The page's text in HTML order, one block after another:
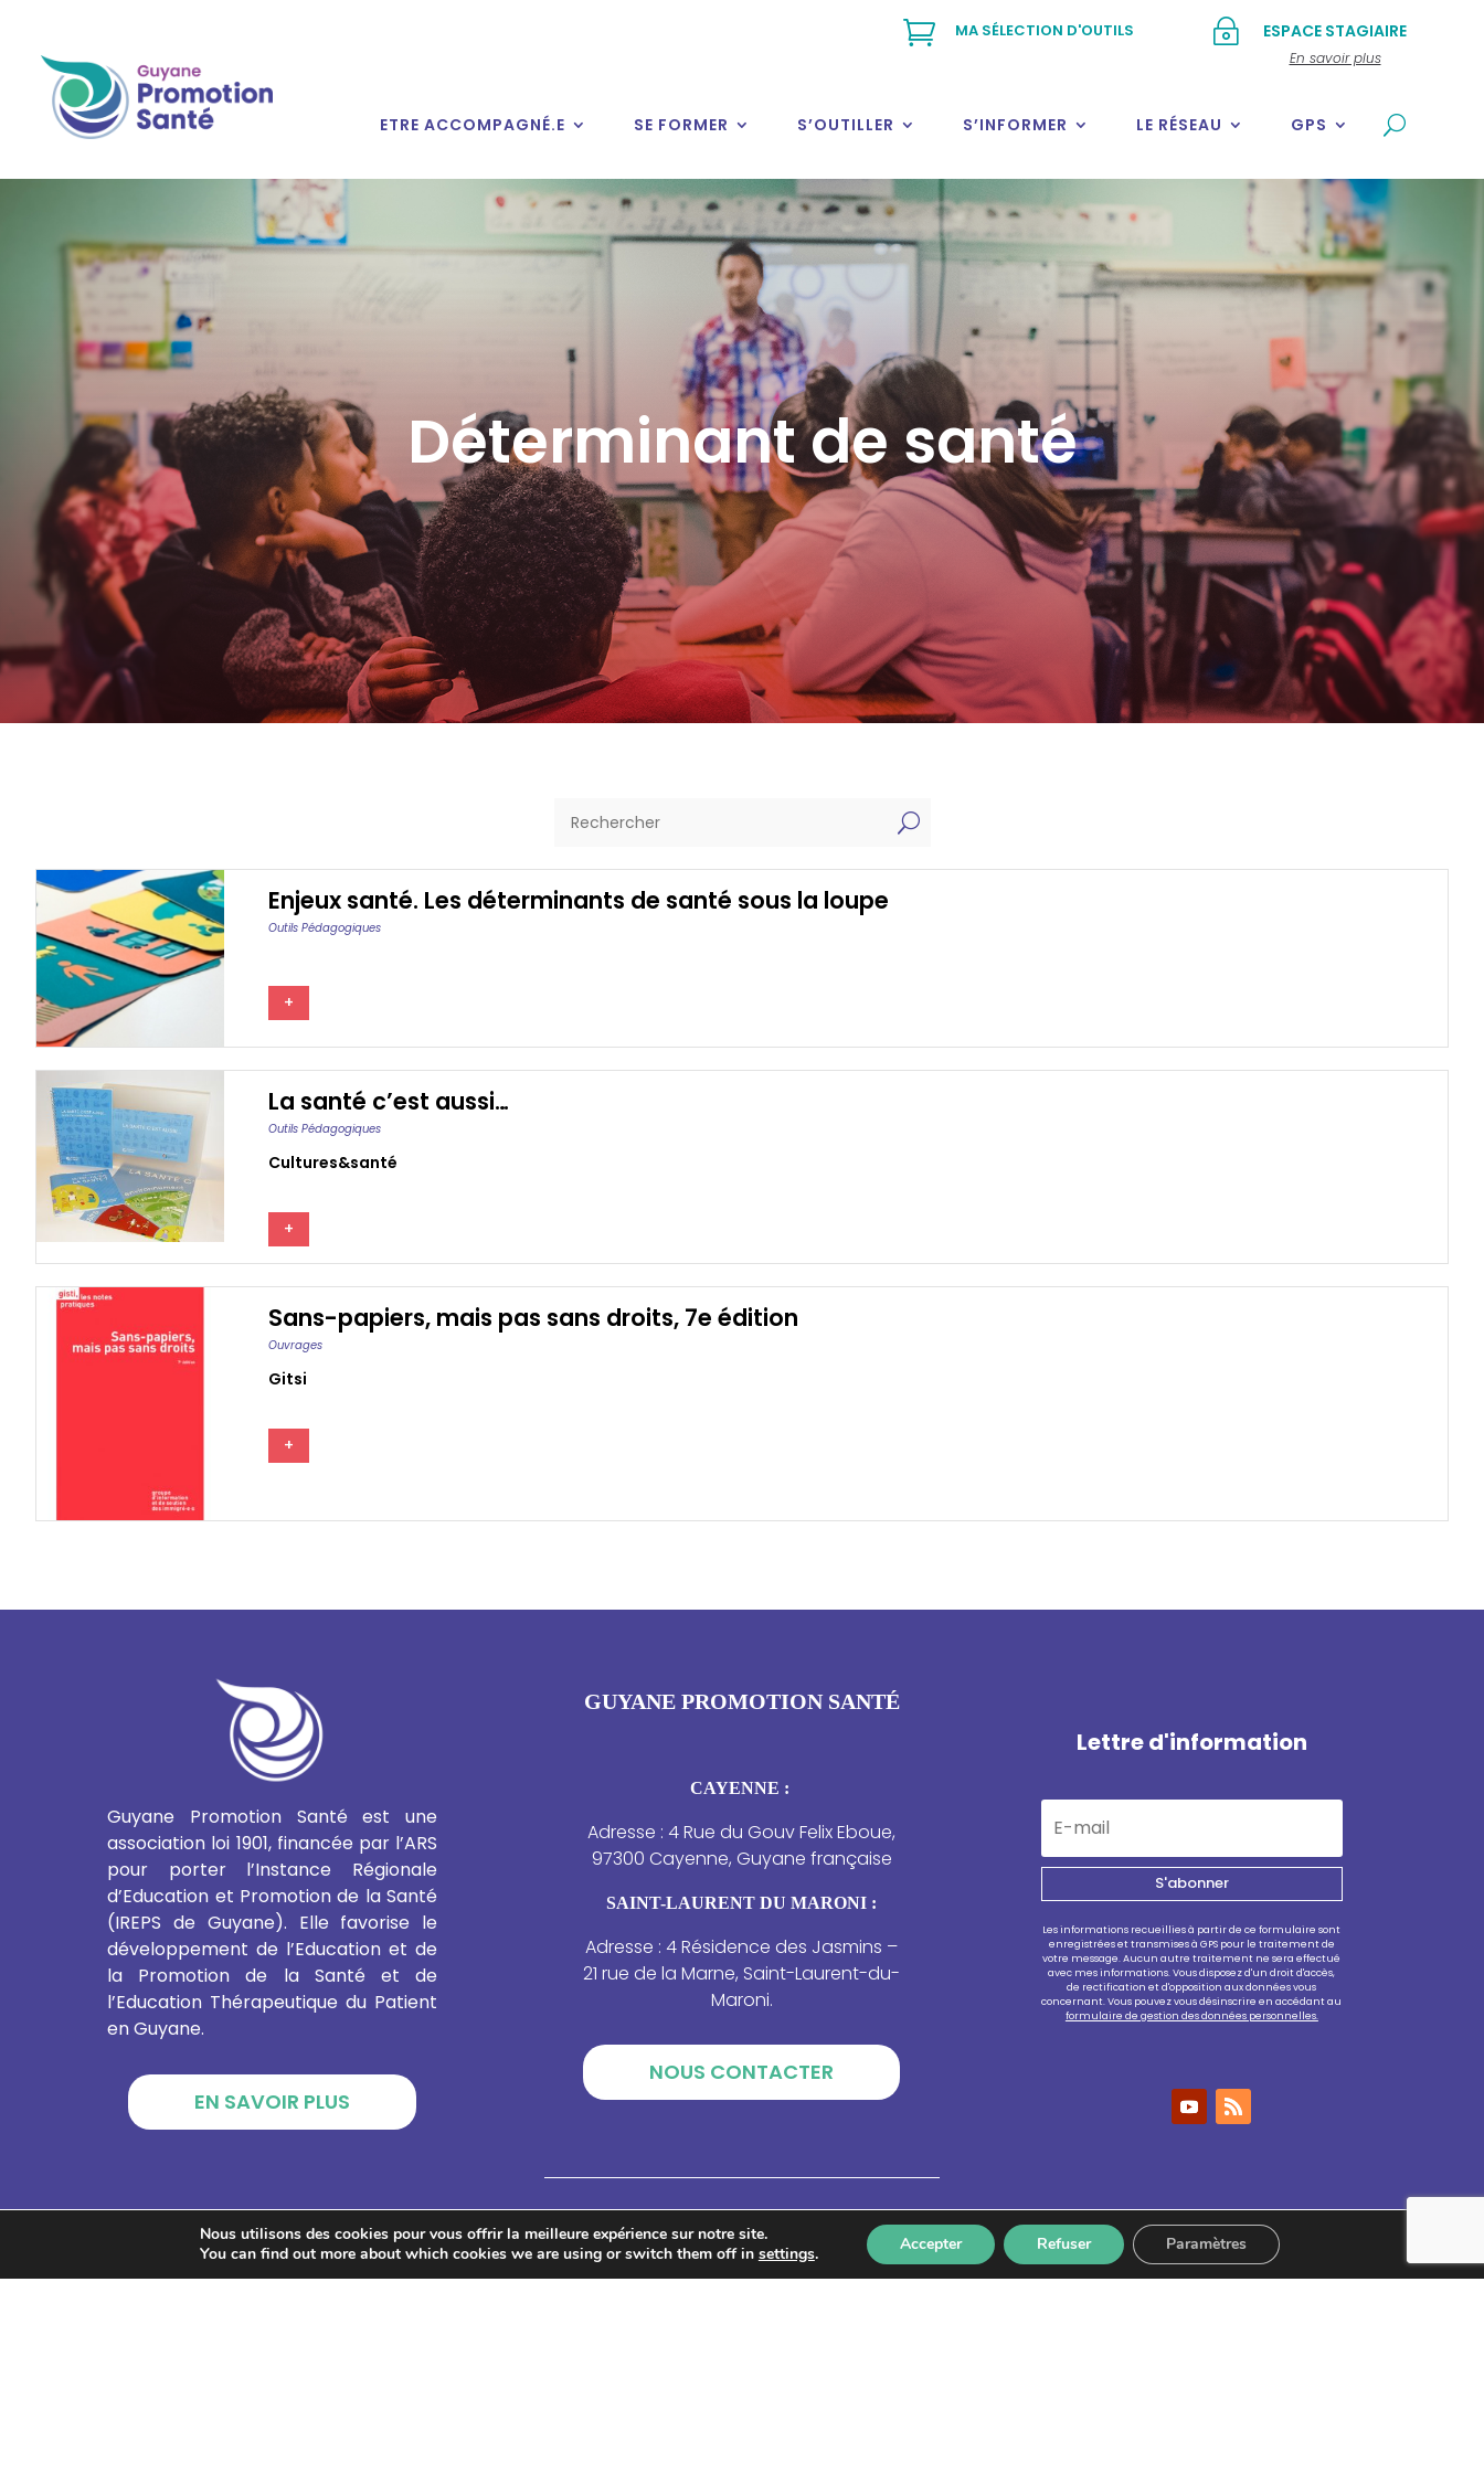
~ ESPACE STAGIAIRE
En savoir plus
 MA SÉLECTION D'OUTILS
ETRE ACCOMPAGNÉ.E SE FORMER S’OUTILLER S’INFORMER LE RÉSEAU GPS
Déterminant de santé
U
Enjeux santé. Les déterminants de santé sous la loupe
Outils Pédagogiques
+
La santé c’est aussi…
Outils Pédagogiques
Cultures&santé
+
Sans-papiers, mais pas sans droits, 7e édition
Ouvrages
Gitsi
+
Guyane Promotion Santé est une
association loi 1901, financée par l’ARS
pour porter l’Instance Régionale
d’Education et Promotion de la Santé
(IREPS de Guyane). Elle favorise le
développement de l’Education et de
la Promotion de la Santé et de
l’Education Thérapeutique du Patient
en Guyane.
EN SAVOIR PLUS
GUYANE PROMOTION SANTÉ
CAYENNE :
Adresse : 4 Rue du Gouv Felix Eboue,
97300 Cayenne, Guyane française
SAINT-LAURENT DU MARONI :
Adresse : 4 Résidence des Jasmins –
21 rue de la Marne, Saint-Laurent-du-
Maroni.
NOUS CONTACTER
Qui sommes-nous ?
Lettre d'information
S'abonner
Les informations recueillies à partir de ce formulaire sont
enregistrées et transmises à GPS pour le traitement de
votre message. Aucun autre traitement ne sera effectué
avec mes informations. Vous disposez d'un droit d'accès,
de rectification et d'opposition aux données vous
concernant. Vous pouvez vous désinscrire en accédant au
formulaire de gestion des données personnelles.
Nous utilisons des cookies pour vous offrir la meilleure expérience sur notre site.
You can find out more about which cookies we are using or switch them off in settings. Accepter Refuser Paramètres